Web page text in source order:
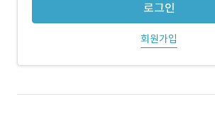
로그인
회원가입